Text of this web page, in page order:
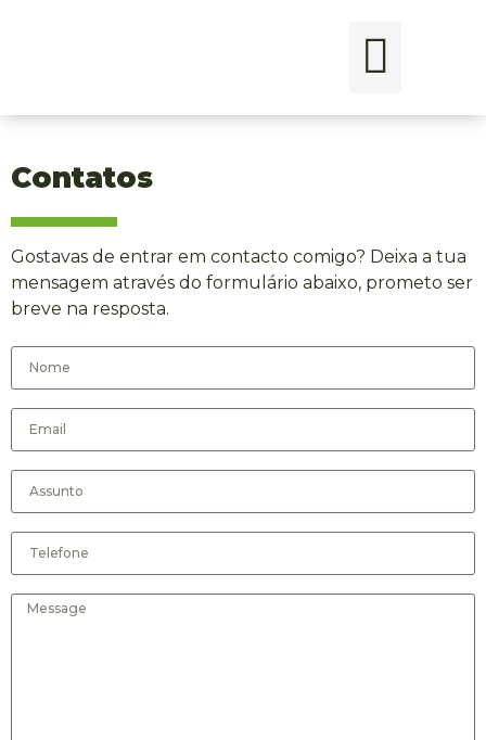
Contatos
Gostavas de entrar em contacto comigo? Deixa a tua
mensagem através do formulário abaixo, prometo ser
breve na resposta.